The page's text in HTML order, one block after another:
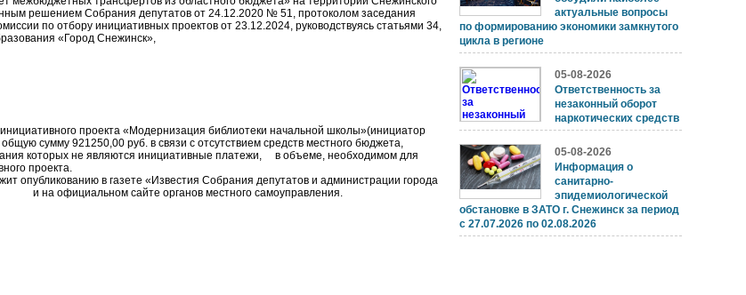
решением Собрания депутатов от 24.12.2020 № 51, протоколом заседания
по отбору инициативных проектов от 23.12.2024, руководствуясь статьями 34,
«Город Снежинск»,
проекта «Модернизация библиотеки начальной школы»(инициатор
сумму 921250,00 руб. в связи с отсутствием средств местного бюджета,
которых не являются инициативные платежи, в объеме, необходимом для
проекта.
опубликованию в газете «Известия Собрания депутатов и администрации города
сайте органов местного самоуправления.
актуальные вопросы
по формированию экономики замкнутого
цикла в регионе
05-08-2026
Ответственность за
незаконный оборот
наркотических средств
05-08-2026
Информация о
санитарно-
эпидемиологической
обстановке в ЗАТО г. Снежинск за период
с 27.07.2026 по 02.08.2026